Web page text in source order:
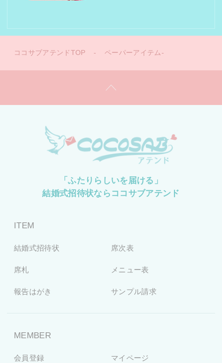
ココサブアテンドTOP - ペーパーアイテム-
「ふたりらしいを届ける」
結婚式招待状ならココサブアテンド
ITEM
結婚式招待状 席次表
席札 メニュー表
報告はがき サンプル請求
MEMBER
会員登録 マイページ